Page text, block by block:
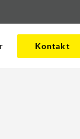
Kontakt